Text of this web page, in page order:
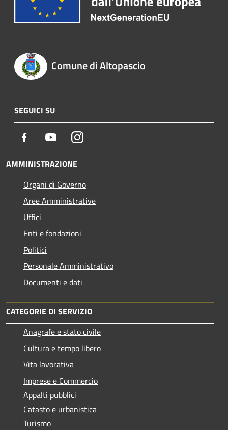
Comune di Altopascio
SEGUICI SU
Facebook YoutubeInstagram
AMMINISTRAZIONE
Organi di Governo
Aree Amministrative
Uffici
Enti e fondazioni
Politici
Personale Amministrativo
Documenti e dati
CATEGORIE DI SERVIZIO
Anagrafe e stato civile
Cultura e tempo libero
Vita lavorativa
Imprese e Commercio
Appalti pubblici
Catasto e urbanistica
Turismo